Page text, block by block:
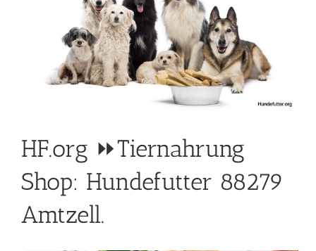
HF.org ⏩Tiernahrung
Shop: Hundefutter 88279
Amtzell.